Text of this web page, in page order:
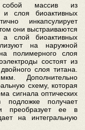
собой массив из
и слоя биоактивных
инкапсулирует
они выстраиваются
слой биоактивных
на наружной
полимерного слоя
состоят из
слоя титана.
Дополнительно
схему, которая
сигнала оптических
получает
преобразует ее в
на интегральную